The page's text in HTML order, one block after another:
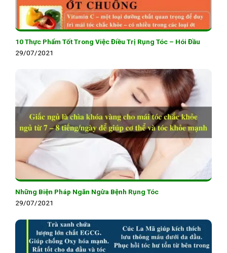
10 Thực Phẩm Tốt Trong Việc Điều Trị Rụng Tóc – Hói Đầu
29/07/2021
Những Biện Pháp Ngăn Ngừa Bệnh Rụng Tóc
29/07/2021